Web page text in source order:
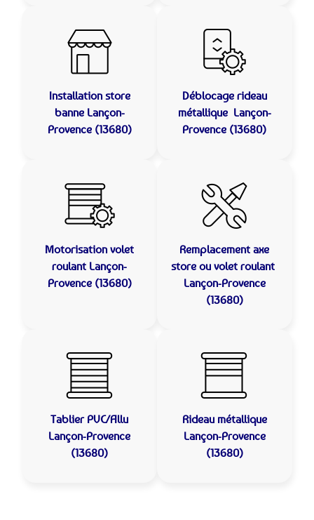
Installation store
banne Lançon-
Provence (13680)
Déblocage rideau
métallique Lançon-
Provence (13680)
Motorisation volet
roulant Lançon-
Provence (13680)
Remplacement axe
store ou volet roulant
Lançon-Provence
(13680)
Tablier PVC/Allu
Lançon-Provence
(13680)
Rideau métallique
Lançon-Provence
(13680)